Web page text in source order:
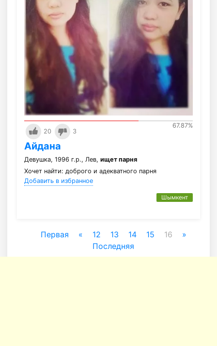
67.87%
20 3
Айдана
Девушка, 1996 г.р., Лев, ищет парня
Хочет найти: доброго и адекватного парня
Добавить в избранное
Шымкент
Первая « 12 13 14 15 16
»
Последняя